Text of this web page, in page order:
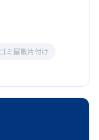
ゴミ屋敷片付け